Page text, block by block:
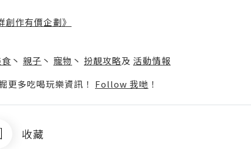
創作有價企劃》
丶 親子 丶 寵物 丶 扮靚攻略及 活動情報
多吃喝玩樂資訊！ Follow 我哋 ！
收藏